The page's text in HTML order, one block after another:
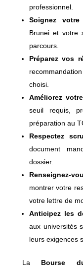
professionnel.
Soignez votre
Brunei et votre
parcours.
Préparez vos
choisi.
Améliorez
seuil requis,
préparation au
Respectez
document
dossier.
montrer votre
votre lettre de
Anticipez les
aux universités
leurs exigences
La Bourse